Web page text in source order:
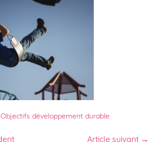
Objectifs développement durable
Article suivant →